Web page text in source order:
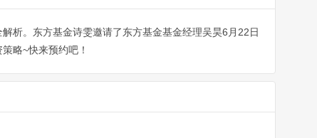
析。东方基金诗雯邀请了东方基金基金经理吴昊6月22日
略~快来预约吧！